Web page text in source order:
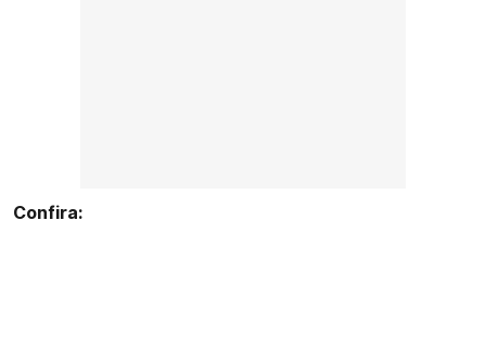
Confira: